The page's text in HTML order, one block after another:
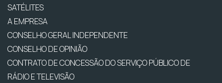
SATÉLITES
A EMPRESA
CONSELHO GERAL INDEPENDENTE
CONSELHO DE OPINIÃO
CONTRATO DE CONCESSÃO DO SERVIÇO PÚBLICO DE
RÁDIO E TELEVISÃO